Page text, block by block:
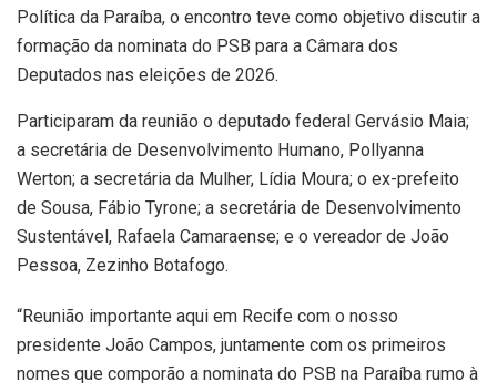
Política da Paraíba, o encontro teve como objetivo discutir a
formação da nominata do PSB para a Câmara dos
Deputados nas eleições de 2026.
Participaram da reunião o deputado federal Gervásio Maia;
a secretária de Desenvolvimento Humano, Pollyanna
Werton; a secretária da Mulher, Lídia Moura; o ex-prefeito
de Sousa, Fábio Tyrone; a secretária de Desenvolvimento
Sustentável, Rafaela Camaraense; e o vereador de João
Pessoa, Zezinho Botafogo.
“Reunião importante aqui em Recife com o nosso
presidente João Campos, juntamente com os primeiros
nomes que comporão a nominata do PSB na Paraíba rumo à